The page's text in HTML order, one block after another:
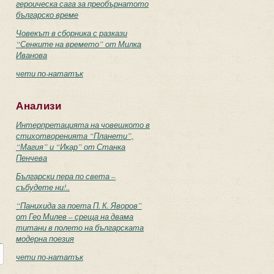
героическа сага за преобърнатото
българско време
Човекът в сборника с разкази
“Сенките на времето” от Милка
Иванова
чети по-нататък
Анализи
Интерпретацията на човешкото в
стихотворенията “Планети”,
“Магия” и “Икар” от Станка
Пенчева
Български пера по света –
събудете ни!..
“Панихида за поета П. К. Яворов”
от Гео Милев – среща на двама
титани в полето на българската
модерна поезия
чети по-нататък